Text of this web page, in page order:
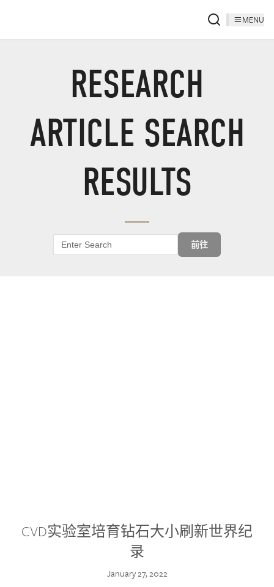
MENU
RESEARCH
ARTICLE SEARCH
RESULTS
前往
CVD实验室培育钻石大小刷新世界纪
录
January 27, 2022